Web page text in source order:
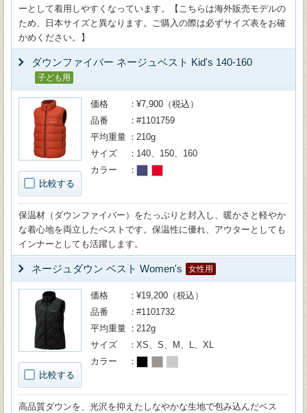
ーとして着用しやすくなっています。【こちらは海外販売モデルの
ため、日本サイズと異なります。ご購入の際は必ずサイズ表をお確
かめください。】
ダウンファイバー ネージュベスト Kid's 140-160
子ども用
比較する
価格
¥7,900（税込）
品番
#1101759
平均重量
210g
サイズ
140、150、160
カラー
保温材（ダウンファイバー）をたっぷりと封入し、暖かさと軽やか
な着心地を両立したベストです。保温性に優れ、アウターとしても
インナーとしても活躍します。
ネージュダウン ベスト Women's 女性用
比較する
価格
¥19,200（税込）
品番
#1101732
平均重量
212g
サイズ
XS、S、M、L、XL
カラー
高品質ダウンを、光沢を抑えたしなやかな生地で包み込んだベス